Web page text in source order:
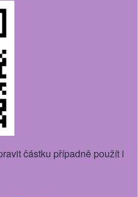
částku případně použít i